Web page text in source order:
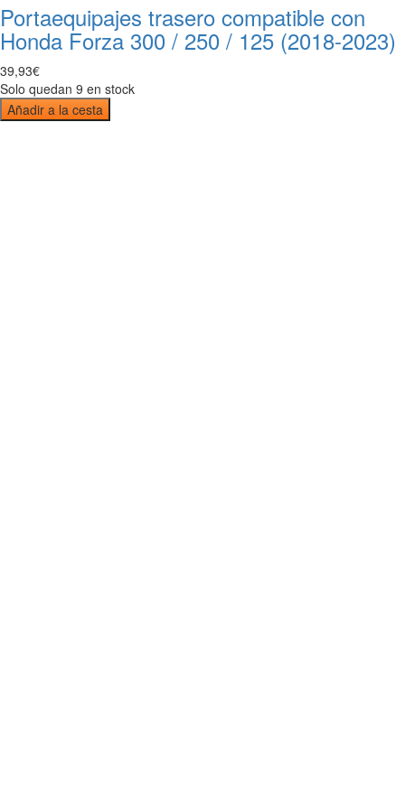
Portaequipajes trasero compatible con
Honda Forza 300 / 250 / 125 (2018-2023)
39,93€
Solo quedan 9 en stock
Añadir a la cesta